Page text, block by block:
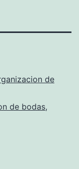
de
de bodas,